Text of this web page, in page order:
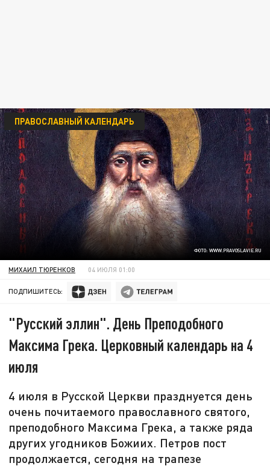
ФОТО: WWW.PRAVOSLAVIE.RU
ПРАВОСЛАВНЫЙ КАЛЕНДАРЬ
МИХАИЛ ТЮРЕНКОВ 04 ИЮЛЯ 01:00
ПОДПИШИТЕСЬ:
"Русский эллин". День Преподобного
Максима Грека. Церковный календарь на 4
июля
4 июля в Русской Церкви празднуется день
очень почитаемого православного святого,
преподобного Максима Грека, а также ряда
других угодников Божиих. Петров пост
продолжается, сегодня на трапезе